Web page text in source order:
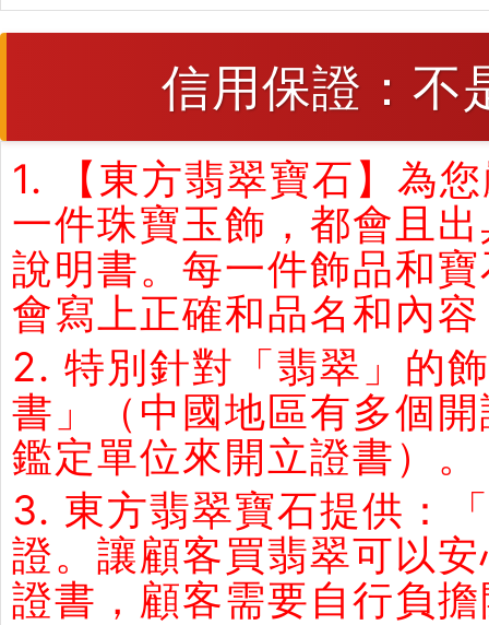
信用保證：不
1. 【東方翡翠寶石】為
一件珠寶玉飾，都會且
說明書。每一件飾品和
會寫上正確和品名和內
2. 特別針對「翡翠」的
書」（中國地區有多個
鑑定單位來開立證書）。
3. 東方翡翠寶石提供：
證。讓顧客買翡翠可以
證書，顧客需要自行負